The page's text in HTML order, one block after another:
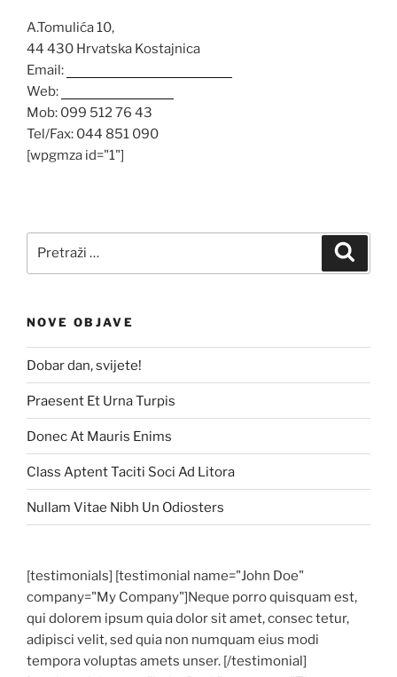
A.Tomulića 10,
44 430 Hrvatska Kostajnica
Email:
Web:
Mob: 099 512 76 43
Tel/Fax: 044 851 090
[wpgmza id="1"]
NOVE OBJAVE
Dobar dan, svijete!
Praesent Et Urna Turpis
Donec At Mauris Enims
Class Aptent Taciti Soci Ad Litora
Nullam Vitae Nibh Un Odiosters
[testimonials] [testimonial name="John Doe"
company="My Company"]Neque porro quisquam est,
qui dolorem ipsum quia dolor sit amet, consec tetur,
adipisci velit, sed quia non numquam eius modi
tempora voluptas amets unser. [/testimonial]